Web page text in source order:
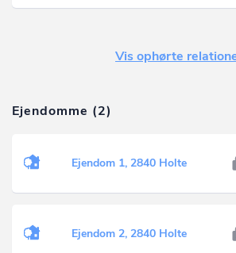
Vis ophørte
Ejendomme (2)
Ejendom 1, 2840 Holte
Ejendom 2, 2840 Holte